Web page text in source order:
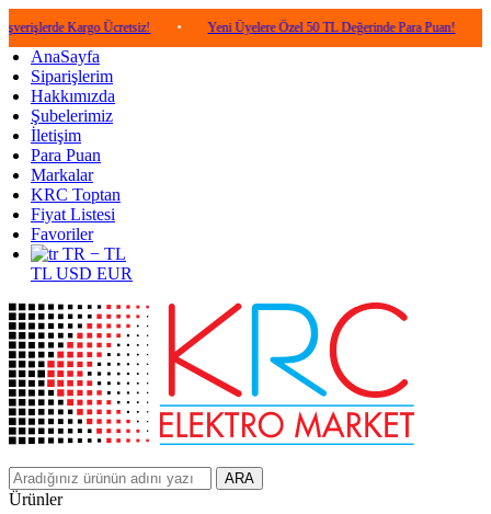
Kargo Ücretsiz! • Yeni Üyelere Özel 50 TL Değerinde Para Puan! • 5.000
AnaSayfa
Siparişlerim
Hakkımızda
Şubelerimiz
İletişim
Para Puan
Markalar
KRC Toptan
Fiyat Listesi
Favoriler
TR − TL
TL USD EUR
ARA
Ürünler